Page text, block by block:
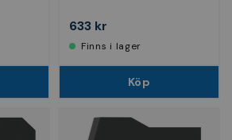
633 kr
Finns i lager
Köp